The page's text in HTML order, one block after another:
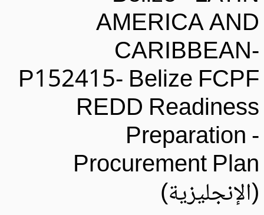
AMERICA
P152415- Belize
REDD
Preparation
Procurement